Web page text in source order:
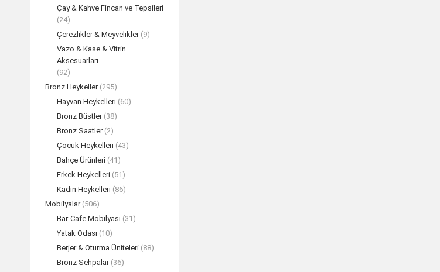
Çay & Kahve Fincan ve Tepsileri
(24)
Çerezlikler & Meyvelikler (9)
Vazo & Kase & Vitrin
Aksesuarları
(92)
Bronz Heykeller (295)
Hayvan Heykelleri (60)
Bronz Büstler (38)
Bronz Saatler (2)
Çocuk Heykelleri (43)
Bahçe Ürünleri (41)
Erkek Heykelleri (51)
Kadın Heykelleri (86)
Mobilyalar (506)
Bar-Cafe Mobilyası (31)
Yatak Odası (10)
Berjer & Oturma Üniteleri (88)
Bronz Sehpalar (36)